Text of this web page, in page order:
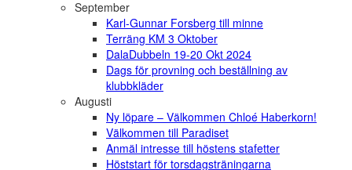
September
Karl-Gunnar Forsberg till minne
Terräng KM 3 Oktober
DalaDubbeln 19-20 Okt 2024
Dags för provning och beställning av
klubbkläder
Augusti
Ny löpare – Välkommen Chloé Haberkorn!
Välkommen till Paradiset
Anmäl intresse till höstens stafetter
Höststart för torsdagsträningarna